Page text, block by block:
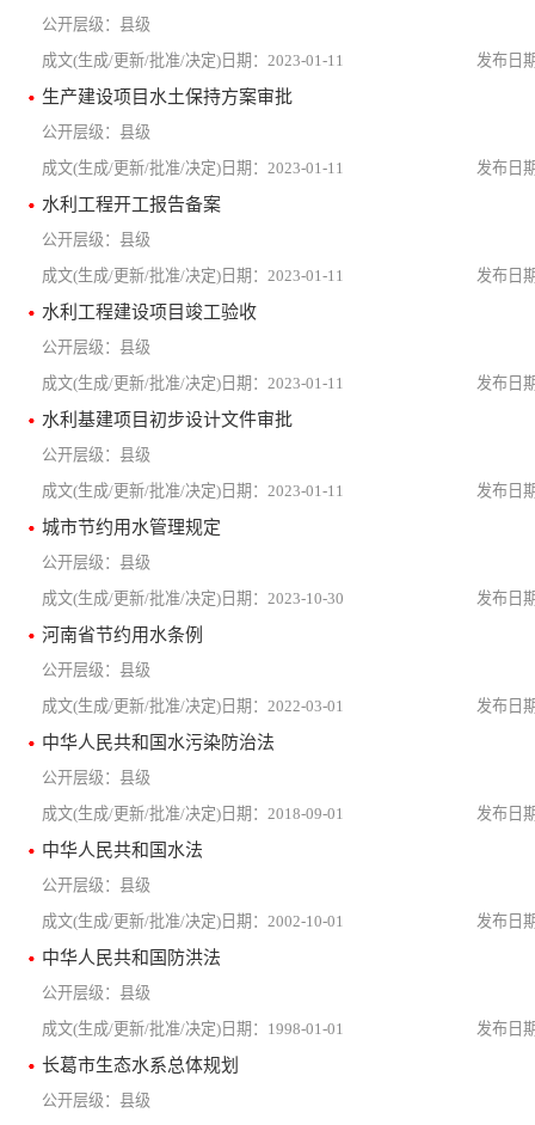
县级
2023-01-11
生产建设项目水土保持方案审批
县级
2023-01-11
水利工程开工报告备案
县级
2023-01-11
水利工程建设项目竣工验收
县级
2023-01-11
水利基建项目初步设计文件审批
县级
2023-01-11
城市节约用水管理规定
县级
2023-10-30
河南省节约用水条例
县级
2022-03-01
中华人民共和国水污染防治法
县级
2018-09-01
中华人民共和国水法
县级
2002-10-01
中华人民共和国防洪法
县级
1998-01-01
长葛市生态水系总体规划
县级